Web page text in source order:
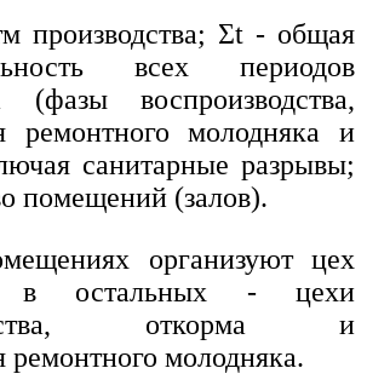
производства; Σt - общая
всех периодов
(фазы воспроизводства,
ремонтного молодняка и
санитарные разрывы;
помещений (залов).
организуют цех
в остальных - цехи
откорма и
молодняка.